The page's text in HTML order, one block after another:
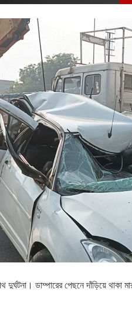
ডাম্পারের পেছনে দাঁড়িয়ে থাকা